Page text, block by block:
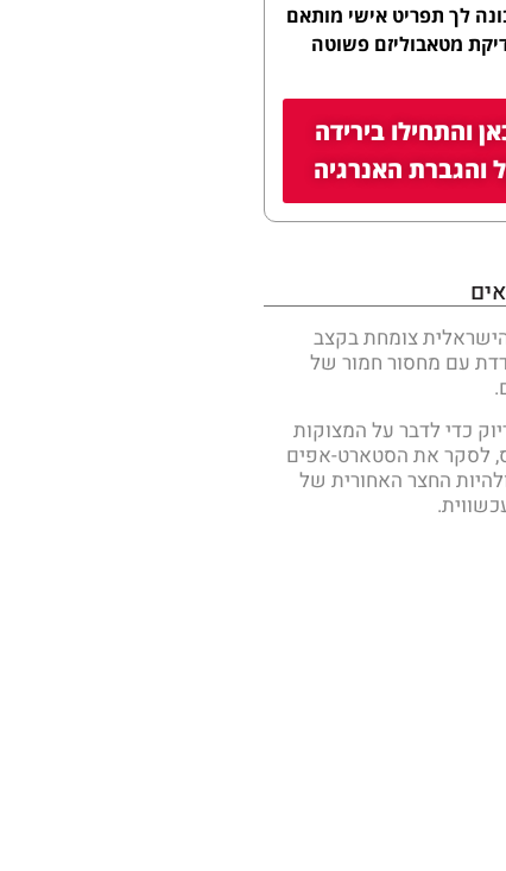
לך תפריט אישי מותאם
מטאבוליזם פשוטה
והתחילו בירידה
והגברת האנרגיה
צומחת בקצב
עם מחסור חמור של
כדי לדבר על המצוקות
לסקר את הסטארט-אפים
החצר האחורית של